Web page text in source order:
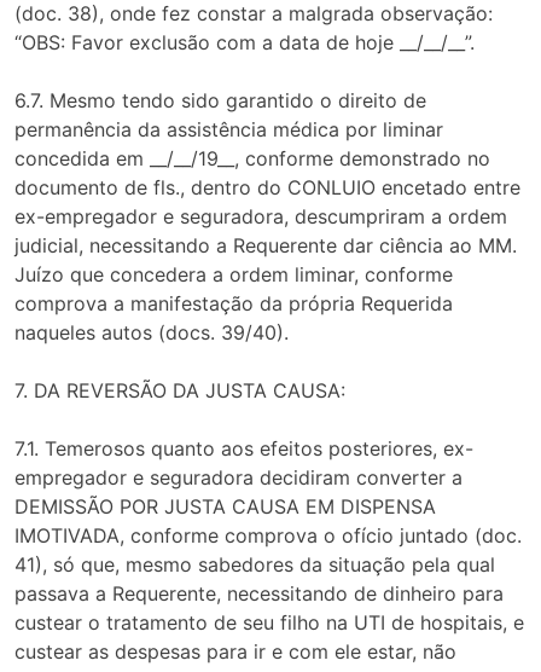
(doc. 38), onde fez constar a malgrada observação:
“OBS: Favor exclusão com a data de hoje __/__/__”.
6.7. Mesmo tendo sido garantido o direito de
permanência da assistência médica por liminar
concedida em __/__/19__, conforme demonstrado no
documento de fls., dentro do CONLUIO encetado entre
ex-empregador e seguradora, descumpriram a ordem
judicial, necessitando a Requerente dar ciência ao MM.
Juízo que concedera a ordem liminar, conforme
comprova a manifestação da própria Requerida
naqueles autos (docs. 39/40).
7. DA REVERSÃO DA JUSTA CAUSA:
7.1. Temerosos quanto aos efeitos posteriores, ex-
empregador e seguradora decidiram converter a
DEMISSÃO POR JUSTA CAUSA EM DISPENSA
IMOTIVADA, conforme comprova o ofício juntado (doc.
41), só que, mesmo sabedores da situação pela qual
passava a Requerente, necessitando de dinheiro para
custear o tratamento de seu filho na UTI de hospitais, e
custear as despesas para ir e com ele estar, não